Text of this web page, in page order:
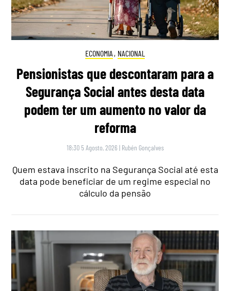
ECONOMIA , NACIONAL
Pensionistas que descontaram para a
Segurança Social antes desta data
podem ter um aumento no valor da
reforma
18:30 5 Agosto, 2026 | Rubén Gonçalves
Quem estava inscrito na Segurança Social até esta
data pode beneficiar de um regime especial no
cálculo da pensão